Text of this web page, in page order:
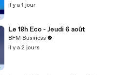
il y a 1 jour
Le 18h Eco - Jeudi 6 août
BFM Business
il y a 2 jours